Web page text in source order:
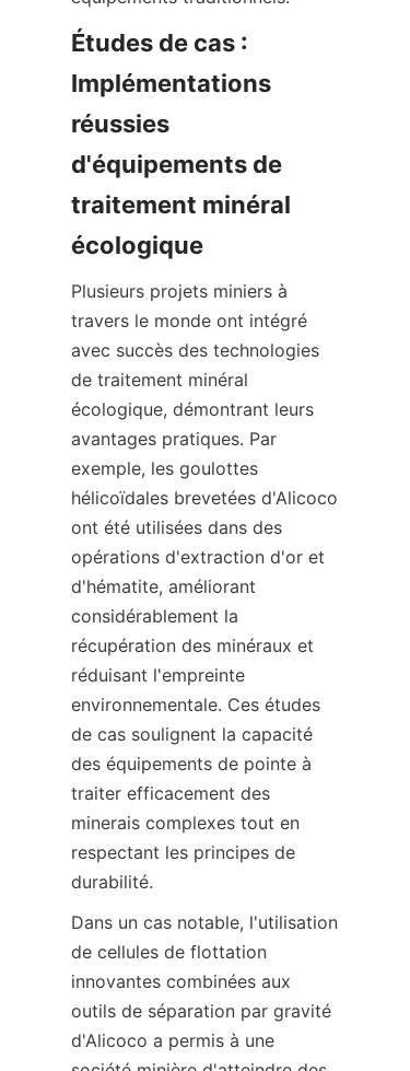
Études de cas :
Implémentations
réussies
d'équipements de
traitement minéral
Plusieurs projets miniers à
travers le monde ont intégré
avec succès des technologies
de traitement minéral
écologique, démontrant leurs
avantages pratiques. Par
exemple, les goulottes
hélicoïdales brevetées d'Alicoco
ont été utilisées dans des
opérations d'extraction d'or et
d'hématite, améliorant
considérablement la
récupération des minéraux et
réduisant l'empreinte
environnementale. Ces études
de cas soulignent la capacité
des équipements de pointe à
traiter efficacement des
minerais complexes tout en
respectant les principes de
Dans un cas notable, l'utilisation
de cellules de flottation
innovantes combinées aux
outils de séparation par gravité
d'Alicoco a permis à une